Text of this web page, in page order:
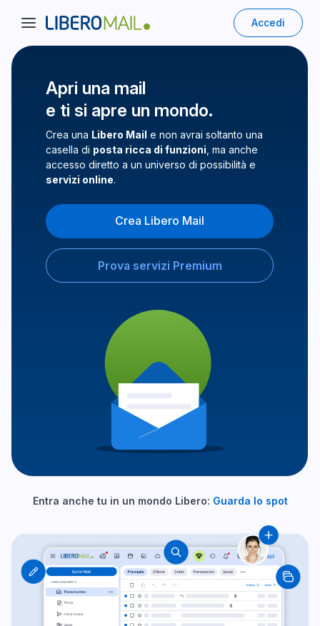
Accedi
Apri una mail
e ti si apre un mondo.
Crea una Libero Mail e non avrai soltanto una
casella di posta ricca di funzioni , ma anche
accesso diretto a un universo di possibilità e
servizi online.
Crea Libero Mail
Prova servizi Premium
Entra anche tu in un mondo Libero: Guarda lo spot